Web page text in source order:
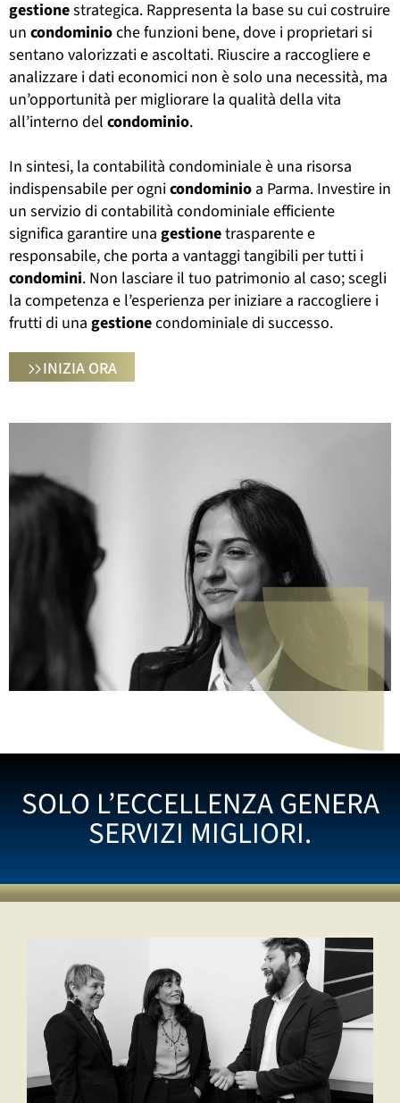
gestionestrategica. Rappresenta la base su cui costruire
un condominioche funzioni bene, dove i proprietari si
sentano valorizzati e ascoltati. Riuscire a raccogliere e
analizzare i dati economici non è solo una necessità, ma
un’opportunità per migliorare la qualità della vita
all’interno del condominio.
In sintesi, la contabilità condominiale è una risorsa
indispensabile per ognicondominio a Parma. Investire in
un servizio di contabilità condominiale efficiente
significa garantire una gestionetrasparente e
responsabile, che porta a vantaggi tangibili per tutti i
condomini. Non lasciare il tuo patrimonio al caso; scegli
la competenza e l’esperienza per iniziare a raccogliere i
frutti di una gestionecondominiale di successo.
INIZIA ORA
SOLO L’ECCELLENZA GENERA
SERVIZI MIGLIORI.